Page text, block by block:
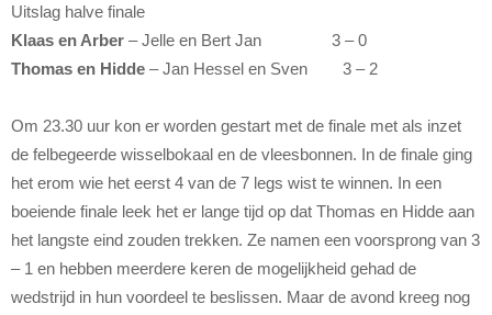
Uitslag halve finale
Klaas en Arber – Jelle en Bert Jan 3 – 0
Thomas en Hidde – Jan Hessel en Sven 3 – 2
Om 23.30 uur kon er worden gestart met de finale met als inzet
de felbegeerde wisselbokaal en de vleesbonnen. In de finale ging
het erom wie het eerst 4 van de 7 legs wist te winnen. In een
boeiende finale leek het er lange tijd op dat Thomas en Hidde aan
het langste eind zouden trekken. Ze namen een voorsprong van 3
– 1 en hebben meerdere keren de mogelijkheid gehad de
wedstrijd in hun voordeel te beslissen. Maar de avond kreeg nog